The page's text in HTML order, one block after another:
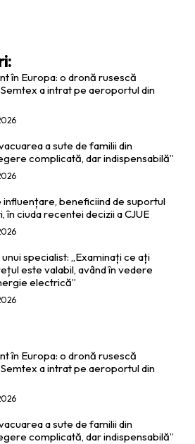
în Europa: o dronă rusescă
a intrat pe aeroportul din
a sute de familii din
complicată, dar indispensabilă”
influențare, beneficiind de suportul
în ciuda recentei decizii a CJUE
specialist: „Examinați ce ați
este valabil, având în vedere
electrică”
în Europa: o dronă rusescă
a intrat pe aeroportul din
a sute de familii din
complicată, dar indispensabilă”